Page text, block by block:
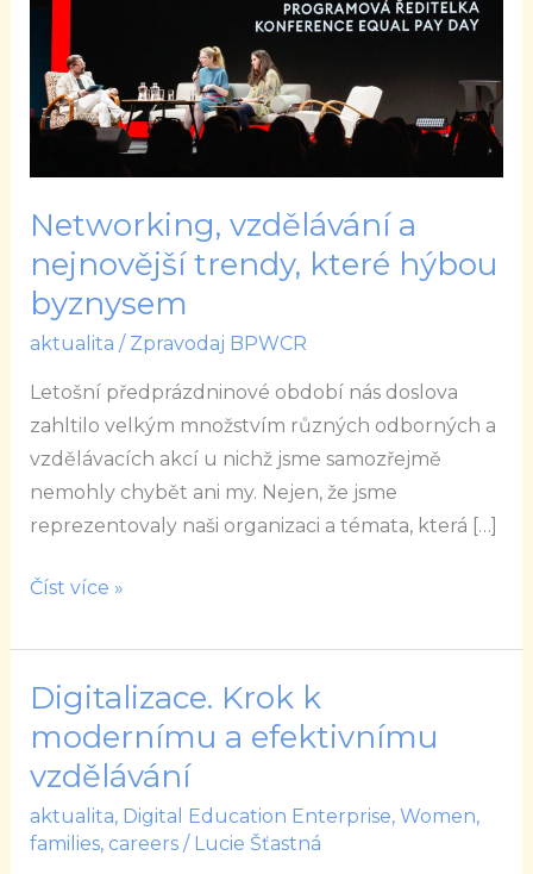
Networking, vzdělávání a
nejnovější trendy, které hýbou
byznysem
aktualita / Zpravodaj BPWCR
Letošní předprázdninové období nás doslova
zahltilo velkým množstvím různých odborných a
vzdělávacích akcí u nichž jsme samozřejmě
nemohly chybět ani my. Nejen, že jsme
reprezentovaly naši organizaci a témata, která […]
nejnovější
trendy,
které
hýbou
byznysem
Číst více »
Digitalizace. Krok k
modernímu a efektivnímu
vzdělávání
aktualita, Digital Education Enterprise, Women,
families, careers/ Lucie Šťastná
Digitalizace.
Krok
modernímu
a
efektivnímu